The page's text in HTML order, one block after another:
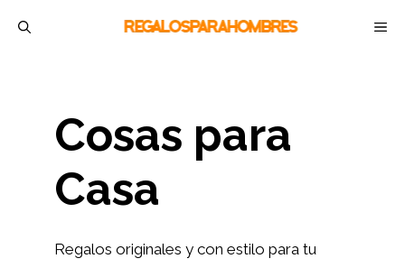
Cosas para
Casa
Regalos originales y con estilo para tu